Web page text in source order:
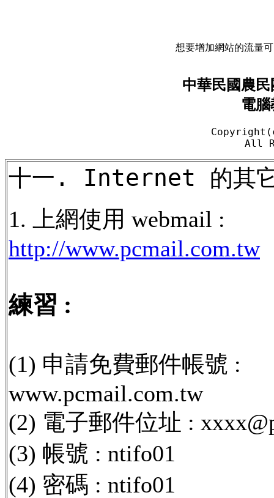
想要增加網站的流量
中華民國農
電
All
十一 . Internet 的其
1. 上網使用 webmail :
http://www.pcmail.com.tw
練習 :
(1) 申請免費郵件帳號 :
www.pcmail.com.tw
(2) 電子郵件位址 :
(3) 帳號 : ntifo01
(4) 密碼 : ntifo01